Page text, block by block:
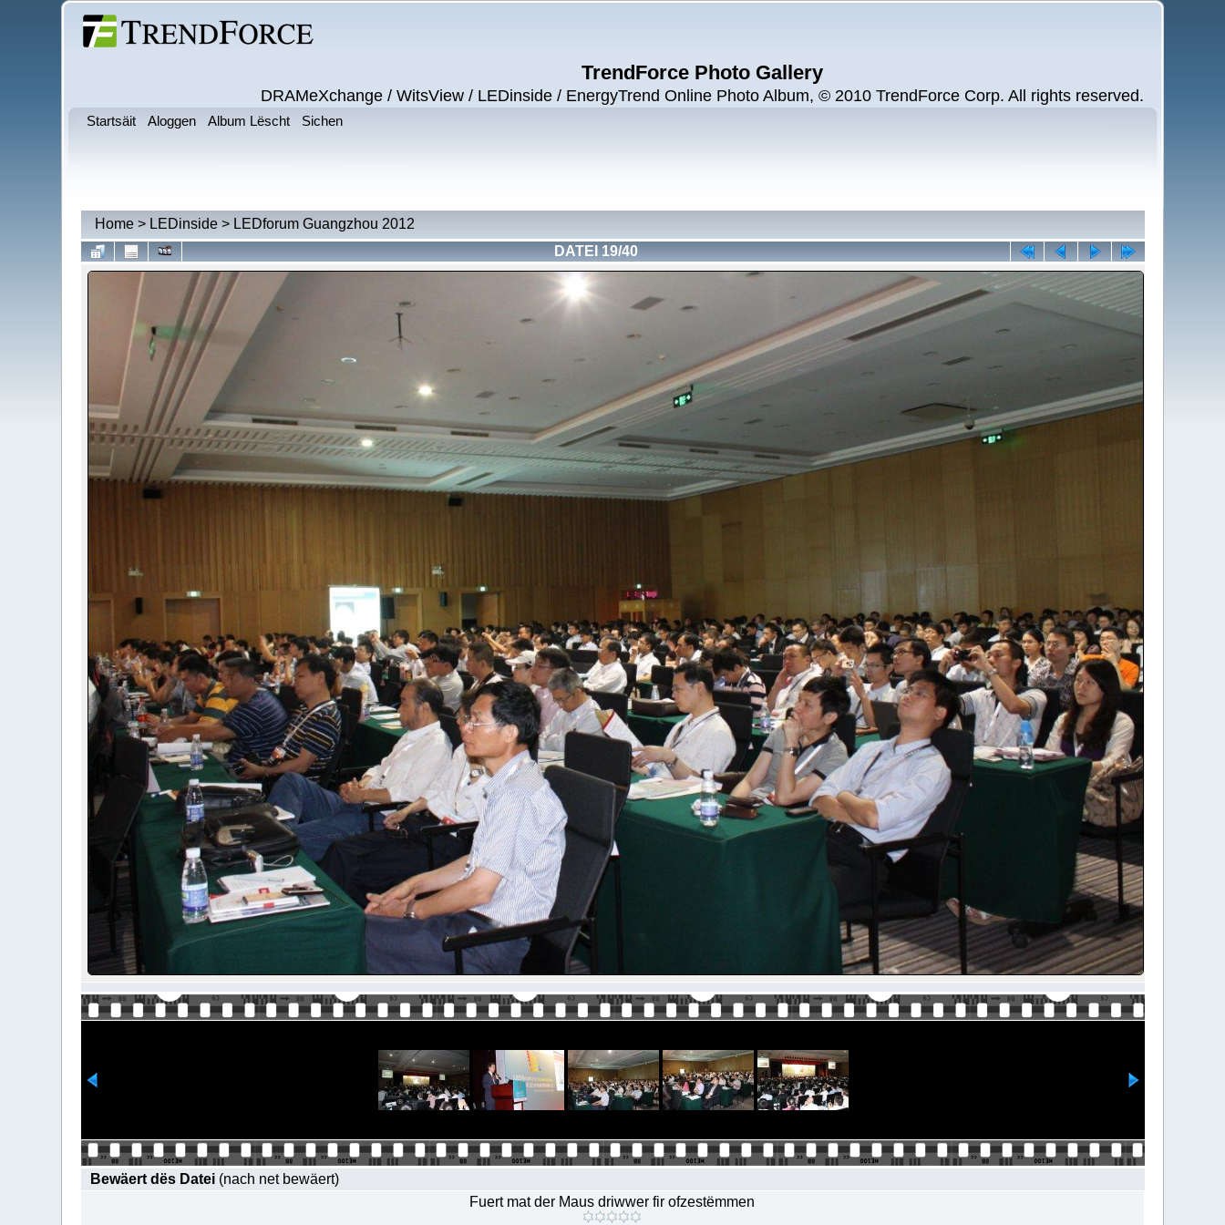
TrendForce Photo Gallery
DRAMeXchange / WitsView / LEDinside / EnergyTrend Online Photo Album, © 2010 TrendForce Corp. All rights reserved.
Startsäit Aloggen Album Lëscht Sichen
Home> LEDinside> LEDforum Guangzhou 2012
DATEI 19/40
Bewäert dës Datei (nach net bewäert)
Fuert mat der Maus driwwer fir ofzestëmmen